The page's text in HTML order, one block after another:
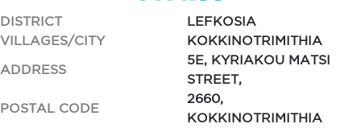
DISTRICT
LEFKOSIA
VILLAGES/CITY
KOKKINOTRIMITHIA
ADDRESS
5E, KYRIAKOU MATSI
STREET,
POSTAL CODE
2660,
KOKKINOTRIMITHIA